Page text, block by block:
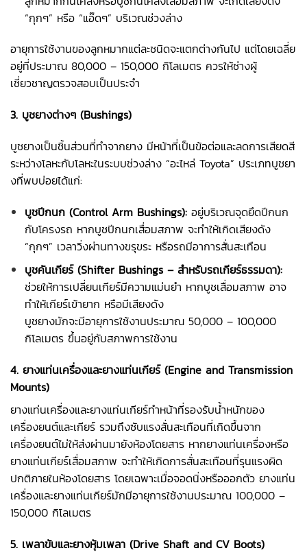
“กุกๆ” หรือ “แอ๊ดๆ” บริเวณช่วงล่าง
อายุการใช้งานของลูกหมากแต่ละชนิดจะแตกต่างกันไป แต่โดยเฉลี่ย
อยู่ที่ประมาณ 80,000 – 150,000 กิโลเมตร ควรให้ช่างผู้
เชี่ยวชาญตรวจสอบเป็นประจำ
3. บูชยางต่างๆ (Bushings)
บูชยางเป็นชิ้นส่วนที่ทำจากยาง มีหน้าที่เป็นข้อต่อและลดการเสียดสี
ระหว่างโลหะกับโลหะในระบบช่วงล่าง “อะไหล่ Toyota” ประเภทบูชยา
งที่พบบ่อยได้แก่:
บูชปีกนก (Control Arm Bushings):อยู่บริเวณจุดยึดปีกนก
กับโครงรถ หากบูชปีกนกเสื่อมสภาพ จะทำให้เกิดเสียงดัง
“กุกๆ” เวลาวิ่งผ่านทางขรุขระ หรือรถมีอาการสั่นสะเทือน
บูชคันเกียร์ (Shifter Bushings – สำหรับรถเกียร์ธรรมดา):
ช่วยให้การเปลี่ยนเกียร์มีความแม่นยำ หากบูชเสื่อมสภาพ อาจ
ทำให้เกียร์เข้ายาก หรือมีเสียงดัง
บูชยางมักจะมีอายุการใช้งานประมาณ 50,000 – 100,000
กิโลเมตร ขึ้นอยู่กับสภาพการใช้งาน
4. ยางแท่นเครื่องและยางแท่นเกียร์ (Engine and Transmission
Mounts)
ยางแท่นเครื่องและยางแท่นเกียร์ทำหน้าที่รองรับน้ำหนักของ
เครื่องยนต์และเกียร์ รวมถึงซับแรงสั่นสะเทือนที่เกิดขึ้นจาก
เครื่องยนต์ไม่ให้ส่งผ่านมายังห้องโดยสาร หากยางแท่นเครื่องหรือ
ยางแท่นเกียร์เสื่อมสภาพ จะทำให้เกิดการสั่นสะเทือนที่รุนแรงผิด
ปกติภายในห้องโดยสาร โดยเฉพาะเมื่อจอดนิ่งหรือออกตัว ยางแท่น
เครื่องและยางแท่นเกียร์มักมีอายุการใช้งานประมาณ 100,000 –
150,000 กิโลเมตร
5. เพลาขับและยางหุ้มเพลา (Drive Shaft and CV Boots)